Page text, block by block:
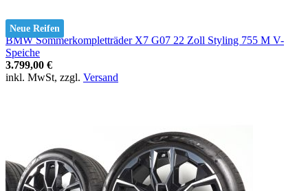
Neue Reifen
BMW Sommerkompletträder X7 G07 22 Zoll Styling 755 M V-
Speiche
3.799,00 €
inkl. MwSt, zzgl. Versand